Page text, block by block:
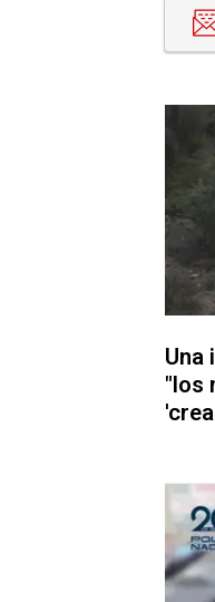
Una
"los